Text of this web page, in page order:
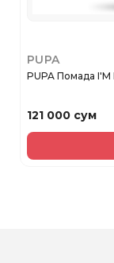
PUPA
PUPA Помада I'M
121 000 сум